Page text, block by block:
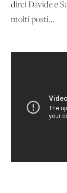
dirci Davide e
molti posti...